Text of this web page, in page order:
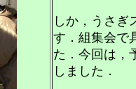
しか，うさぎ
す．組集会で
た．今回は，
しました．